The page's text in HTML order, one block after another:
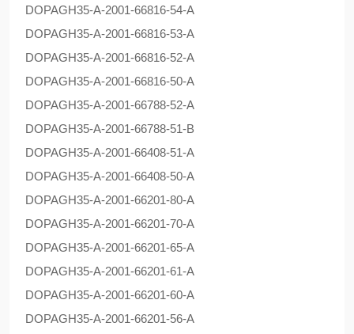
DOPAGH35-A-2001-66816-54-A
DOPAGH35-A-2001-66816-53-A
DOPAGH35-A-2001-66816-52-A
DOPAGH35-A-2001-66816-50-A
DOPAGH35-A-2001-66788-52-A
DOPAGH35-A-2001-66788-51-B
DOPAGH35-A-2001-66408-51-A
DOPAGH35-A-2001-66408-50-A
DOPAGH35-A-2001-66201-80-A
DOPAGH35-A-2001-66201-70-A
DOPAGH35-A-2001-66201-65-A
DOPAGH35-A-2001-66201-61-A
DOPAGH35-A-2001-66201-60-A
DOPAGH35-A-2001-66201-56-A